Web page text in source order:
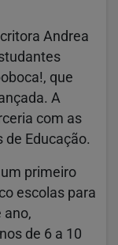
Andrea
que
​A
com as
Educação.
primeiro
escolas para
ano,
de 6 a 10